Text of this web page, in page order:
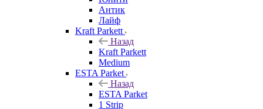
Антик
Лайф
Kraft Parkett
Назад
Kraft Parkett
Medium
ESTA Parket
Назад
ESTA Parket
1 Strip